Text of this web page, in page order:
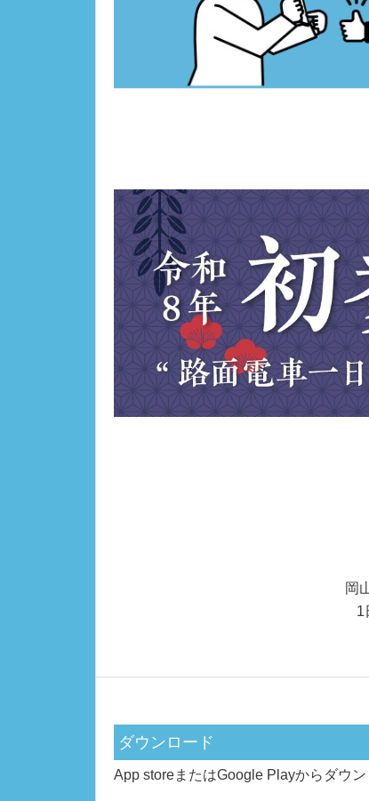
岡
1
ダウンロード
App storeまたはGoogle Playからダウン